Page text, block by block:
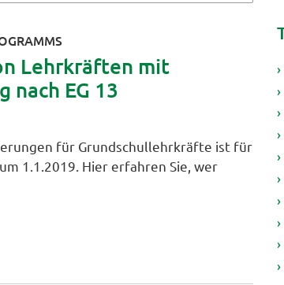
Lehrkräften mit
nach EG 13
für Grundschullehrkräfte ist für
1.1.2019. Hier erfahren Sie, wer